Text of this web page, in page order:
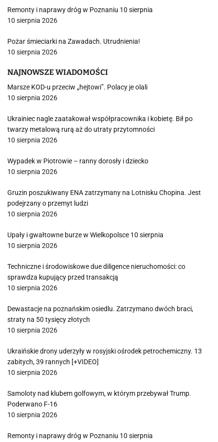
Remonty i naprawy dróg w Poznaniu 10 sierpnia
10 sierpnia 2026
Pożar śmieciarki na Zawadach. Utrudnienia!
10 sierpnia 2026
NAJNOWSZE WIADOMOŚCI
Marsze KOD-u przeciw „hejtowi”. Polacy je olali
10 sierpnia 2026
Ukrainiec nagle zaatakował współpracownika i kobietę. Bił po
twarzy metalową rurą aż do utraty przytomności
10 sierpnia 2026
Wypadek w Piotrowie – ranny dorosły i dziecko
10 sierpnia 2026
Gruzin poszukiwany ENA zatrzymany na Lotnisku Chopina. Jest
podejrzany o przemyt ludzi
10 sierpnia 2026
Upały i gwałtowne burze w Wielkopolsce 10 sierpnia
10 sierpnia 2026
Techniczne i środowiskowe due diligence nieruchomości: co
sprawdza kupujący przed transakcją
10 sierpnia 2026
Dewastacje na poznańskim osiedlu. Zatrzymano dwóch braci,
straty na 50 tysięcy złotych
10 sierpnia 2026
Ukraińskie drony uderzyły w rosyjski ośrodek petrochemiczny. 13
zabitych, 39 rannych [+VIDEO]
10 sierpnia 2026
Samoloty nad klubem golfowym, w którym przebywał Trump.
Poderwano F-16
10 sierpnia 2026
Remonty i naprawy dróg w Poznaniu 10 sierpnia